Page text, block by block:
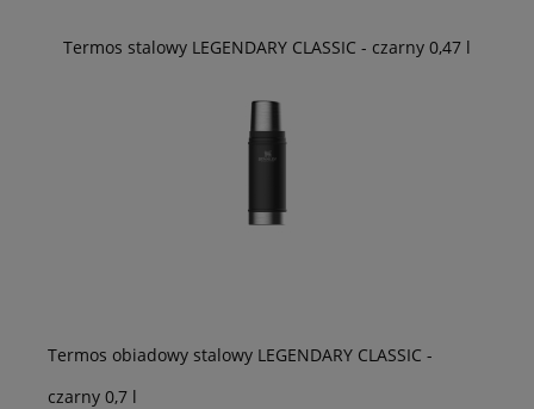
Termos stalowy LEGENDARY CLASSIC - czarny 0,47 l
Termos obiadowy stalowy LEGENDARY CLASSIC -
czarny 0,7 l